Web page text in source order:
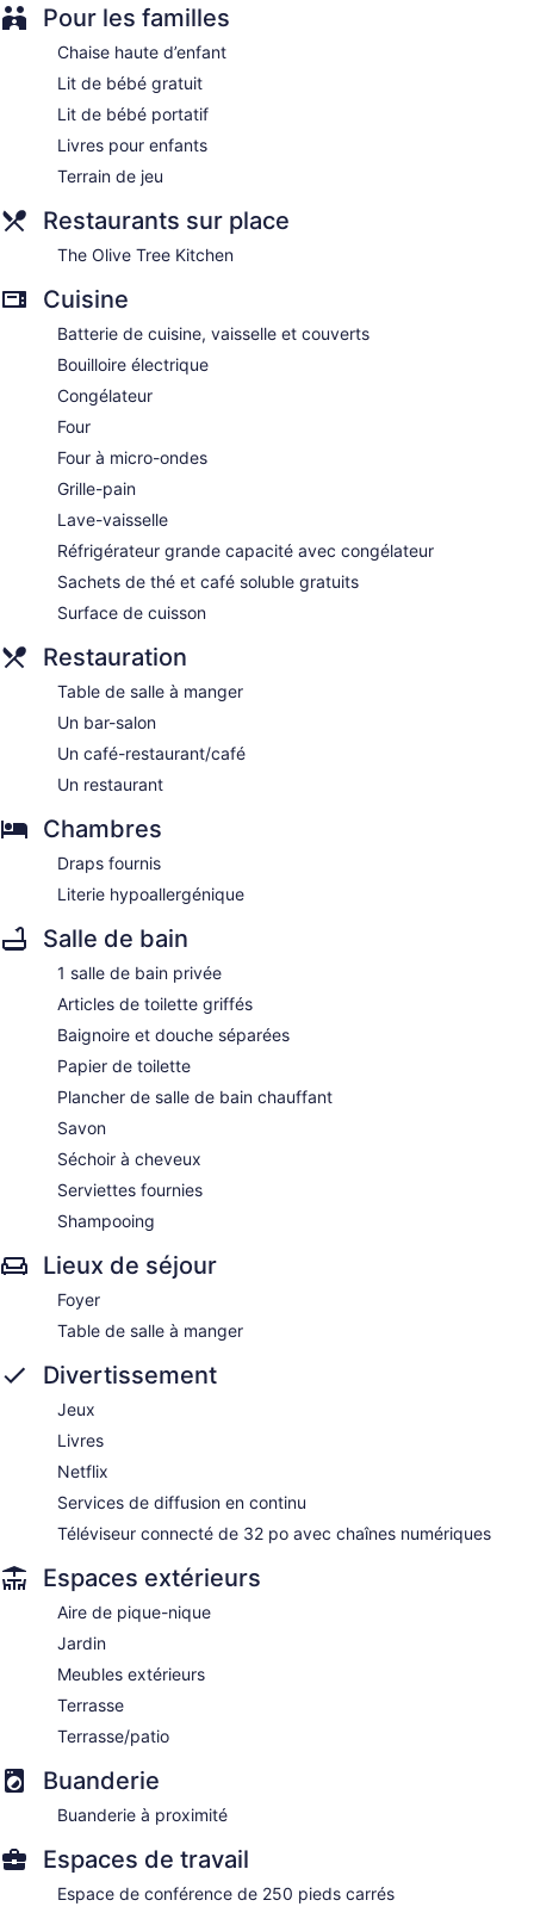
Pour les familles
Chaise haute d’enfant
Lit de bébé gratuit
Lit de bébé portatif
Livres pour enfants
Terrain de jeu
Restaurants sur place
The Olive Tree Kitchen
Cuisine
Batterie de cuisine, vaisselle et couverts
Bouilloire électrique
Congélateur
Four
Four à micro-ondes
Grille-pain
Lave-vaisselle
Réfrigérateur grande capacité avec congélateur
Sachets de thé et café soluble gratuits
Surface de cuisson
Restauration
Table de salle à manger
Un bar-salon
Un café-restaurant/café
Un restaurant
Chambres
Draps fournis
Literie hypoallergénique
Salle de bain
1 salle de bain privée
Articles de toilette griffés
Baignoire et douche séparées
Papier de toilette
Plancher de salle de bain chauffant
Savon
Séchoir à cheveux
Serviettes fournies
Shampooing
Lieux de séjour
Foyer
Table de salle à manger
Divertissement
Jeux
Livres
Netflix
Services de diffusion en continu
Téléviseur connecté de 32 po avec chaînes numériques
Espaces extérieurs
Aire de pique-nique
Jardin
Meubles extérieurs
Terrasse
Terrasse/patio
Buanderie
Buanderie à proximité
Espaces de travail
Espace de conférence de 250 pieds carrés